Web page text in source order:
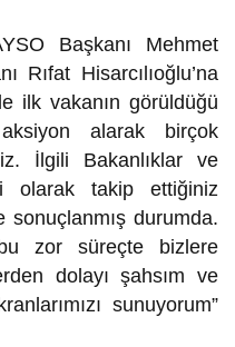
Başkanı Mehmet
Rıfat Hisarcılıoğlu’na
ilk vakanın görüldüğü
alarak birçok
İlgili Bakanlıklar ve
olarak takip ettiğiniz
sonuçlanmış durumda.
zor süreçte bizlere
dolayı şahsım ve
sunuyorum”